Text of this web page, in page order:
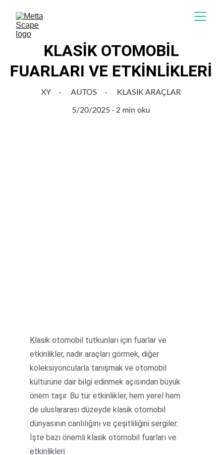
KLASİK OTOMOBİL
FUARLARI VE ETKİNLİKLERİ
XY AUTOS KLASIK ARAÇLAR
5/20/2025 2 min oku
Klasik otomobil tutkunları için fuarlar ve
etkinlikler, nadir araçları görmek, diğer
koleksiyoncularla tanışmak ve otomobil
kültürüne dair bilgi edinmek açısından büyük
önem taşır. Bu tür etkinlikler, hem yerel hem
de uluslararası düzeyde klasik otomobil
dünyasının canlılığını ve çeşitliliğini sergiler.
İşte bazı önemli klasik otomobil fuarları ve
etkinlikleri: